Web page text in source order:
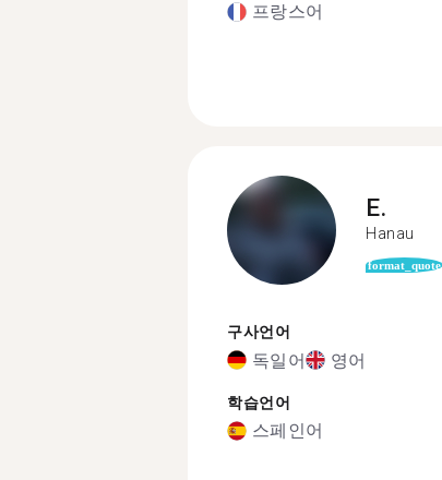
프랑스어
E.
Hanau
format_quote
구사언어
독일어 영어
학습언어
스페인어